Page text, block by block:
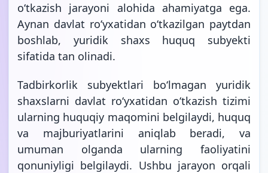
o‘tkazish jarayoni alohida ahamiyatga ega.
Aynan davlat ro‘yxatidan o‘tkazilgan paytdan
boshlab, yuridik shaxs huquq subyekti
sifatida tan olinadi.
Tadbirkorlik subyektlari bo‘lmagan yuridik
shaxslarni davlat ro‘yxatidan o‘tkazish tizimi
ularning huquqiy maqomini belgilaydi, huquq
va majburiyatlarini aniqlab beradi, va
umuman olganda ularning faoliyatini
qonuniyligi belgilaydi. Ushbu jarayon orqali